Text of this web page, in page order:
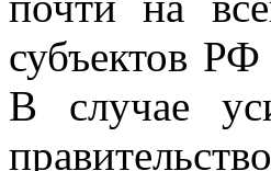
субъектов
В случае